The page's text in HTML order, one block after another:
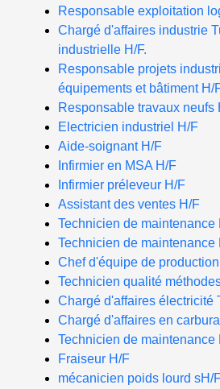
Responsable exploitation
Chargé d'affaires industrie
industrielle H/F.
Responsable projets
équipements et bâtiment H/
Responsable travaux neufs
Electricien industriel H/F
Aide-soignant H/F
Infirmier en MSA H/F
Infirmier préleveur H/F
Assistant des ventes H/F
Technicien de maintenance
Technicien de maintenance
Chef d'équipe de
Technicien qualité
Chargé d'affaires électricité
Chargé d'affaires en
Technicien de maintenance
Fraiseur H/F
mécanicien poids lourd sH/